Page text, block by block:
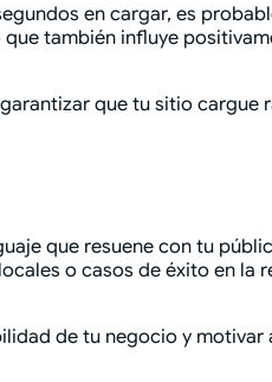
en cargar, es
también influye
que tu sitio
que resuene con tu
o casos de éxito en la
de tu negocio y motivar